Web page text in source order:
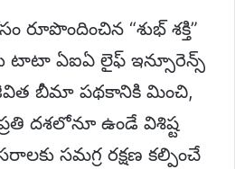
రూపొందించిన “శుభ్ శక్తి”
టాటా ఏఐఏ లైఫ్ ఇన్సూరెన్స్
బీమా పథకానికి మించి,
దశలోనూ ఉండే విశిష్ట
సమగ్ర రక్షణ కల్పించే